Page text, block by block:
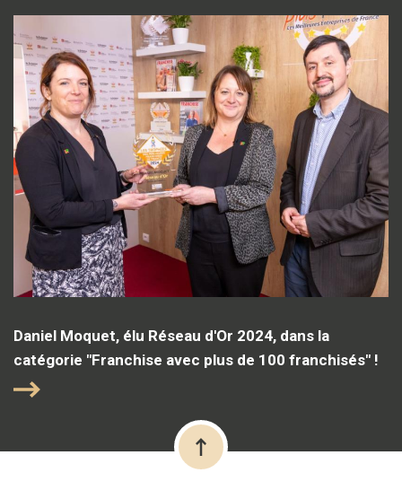
Daniel Moquet, élu Réseau d'Or 2024, dans la
catégorie "Franchise avec plus de 100 franchisés" !